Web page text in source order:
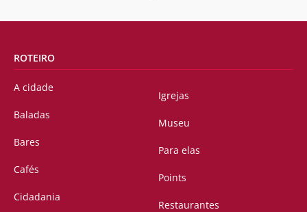
ROTEIRO
A cidade
Baladas
Bares
Cafés
Cidadania
Igrejas
Museu
Para elas
Points
Restaurantes